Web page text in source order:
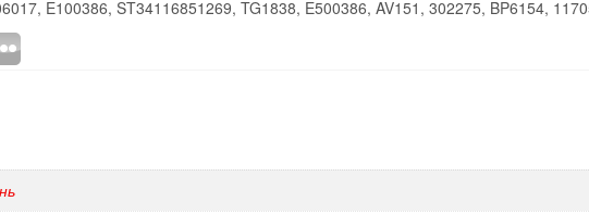
E100386, ST34116851269, TG1838, E500386, AV151, 302275, BP6154,